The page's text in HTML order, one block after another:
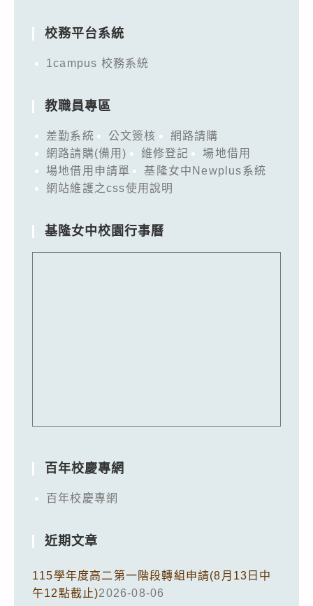
校務平台系統
1campus 校務系統
教職員專區
差勤系統 公文簽核
網路請購
網路請購(備用)
維修登記
場地借用
場地借用申請單
基隆女中Newplus系統
網站維護之css使用說明
基隆女中校園行事曆
百年校慶專網
百年校慶專網
近期文章
115學年度高二第一階段轉組申請(8月13日中
午12點截止)2026-08-06